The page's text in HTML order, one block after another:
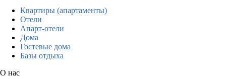
Квартиры (апартаменты)
Отели
Апарт-отели
Дома
Гостевые дома
Базы отдыха
О нас